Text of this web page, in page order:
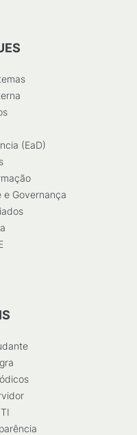
(EaD)
Governança